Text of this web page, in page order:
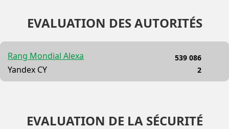
EVALUATION DES AUTORITÉS
Rang Mondial Alexa
Yandex CY
539 086
2
EVALUATION DE LA SÉCURITÉ